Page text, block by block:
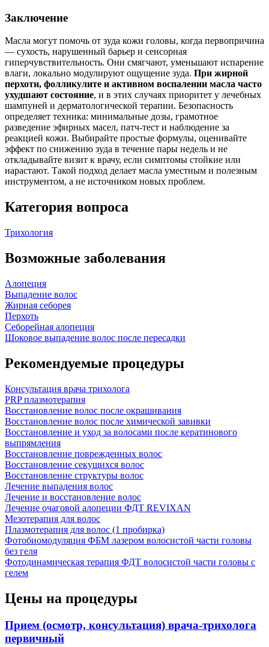
Заключение
Масла могут помочь от зуда кожи головы, когда первопричина
— сухость, нарушенный барьер и сенсорная
гиперчувствительность. Они смягчают, уменьшают испарение
влаги, локально модулируют ощущение зуда. При жирной
перхоти, фолликулите и активном воспалении масла часто
ухудшают состояние, и в этих случаях приоритет у лечебных
шампуней и дерматологической терапии. Безопасность
определяет техника: минимальные дозы, грамотное
разведение эфирных масел, патч‑тест и наблюдение за
реакцией кожи. Выбирайте простые формулы, оценивайте
эффект по снижению зуда в течение пары недель и не
откладывайте визит к врачу, если симптомы стойкие или
нарастают. Такой подход делает масла уместным и полезным
инструментом, а не источником новых проблем.
Категория вопроса
Трихология
Возможные заболевания
Алопеция
Выпадение волос
Жирная себорея
Перхоть
Себорейная алопеция
Шоковое выпадение волос после пересадки
Рекомендуемые процедуры
Консультация врача трихолога
PRP плазмотерапия
Восстановление волос после окрашивания
Восстановление волос после химической завивки
Восстановление и уход за волосами после кератинового
выпрямления
Восстановление поврежденных волос
Восстановление секущихся волос
Восстановление структуры волос
Лечение выпадения волос
Лечение и восстановление волос
Лечение очаговой алопеции ФДТ REVIXAN
Мезотерапия для волос
Плазмотерапия для волос (1 пробирка)
Фотобиомодуляция ФБМ лазером волосистой части головы
без геля
Фотодинамическая терапия ФДТ волосистой части головы с
гелем
Цены на процедуры
Прием (осмотр, консультация) врача-трихолога
первичный